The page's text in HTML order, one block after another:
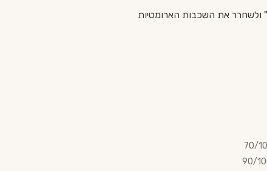
כדי לאפשר לתזקיק "להיפתח" ולשחרר את השכבות הארומטיות
70/
90/